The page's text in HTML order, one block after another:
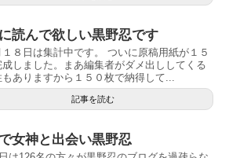
読んで欲しい黒野忍です
１８日は集計中です。 ついに原稿用紙が１５
成しました。まあ編集者がダメ出ししてくる
ありますから１５０枚で納得して...
記事を読む
女神と出会い黒野忍